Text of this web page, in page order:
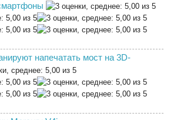
напечатать мост на 3D-